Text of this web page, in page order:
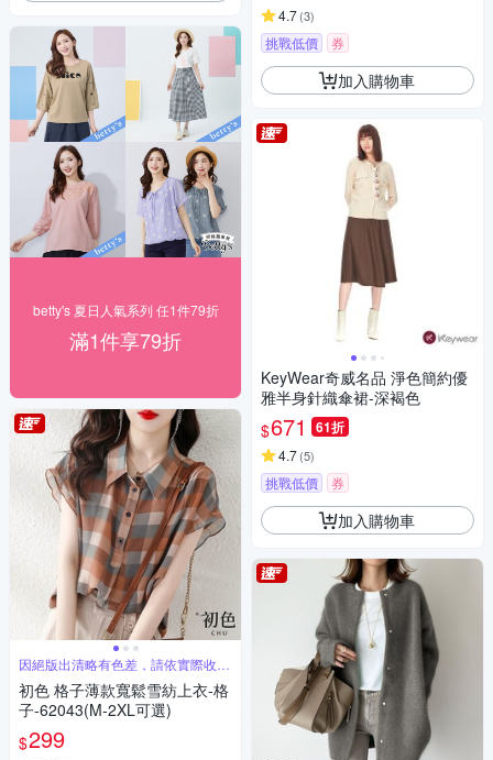
betty's 夏日人氣系列 任1件79折
滿1件享79折
因絕版出清略有色差，請依實際收到
商品為主
初色 格子薄款寬鬆雪紡上衣-格
子-62043(M-2XL可選)
$299
4.7(3)
挑戰低價 券
加入購物車
KeyWear奇威名品 淨色簡約優
雅半身針織傘裙-深褐色
$671 61折
4.7(5)
挑戰低價 券
加入購物車